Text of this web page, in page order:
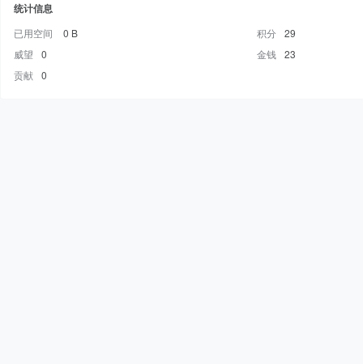
统计信息
已用空间 0 B 积分 29
威望
0 金钱 23
贡献 0